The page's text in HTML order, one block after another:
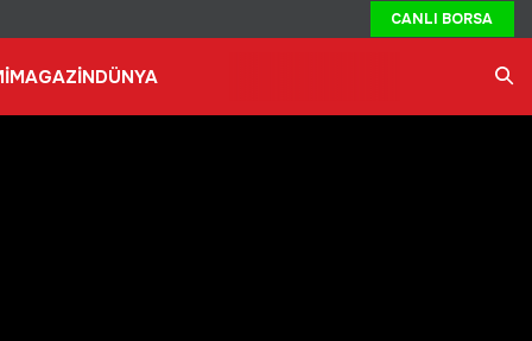
CANLI BORSA
MAGAZİNDÜNYA